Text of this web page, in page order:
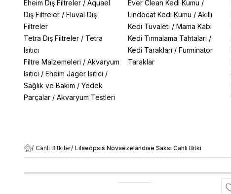
Eheim Dış Filtreler / Aquael
Dış Filtreler / Fluval Dış
Filtreler
Tetra Dış Filtreler / Tetra
Isıtıcı
Filtre Malzemeleri / Akvaryum
Isıtıcı / Eheim Jager Isıtıcı /
Sağlık ve Bakım / Yedek
Parçalar / Akvaryum Testleri
Ever Clean Kedi Kumu /
Lindocat Kedi Kumu / Akıllı
Kedi Tuvaleti / Mama Kabı
Kedi Tırmalama Tahtaları /
Kedi Tarakları / Furminator
Taraklar
/ Canlı Bitkiler/ Lilaeopsis Novaezelandiae Saksı Canlı Bitki